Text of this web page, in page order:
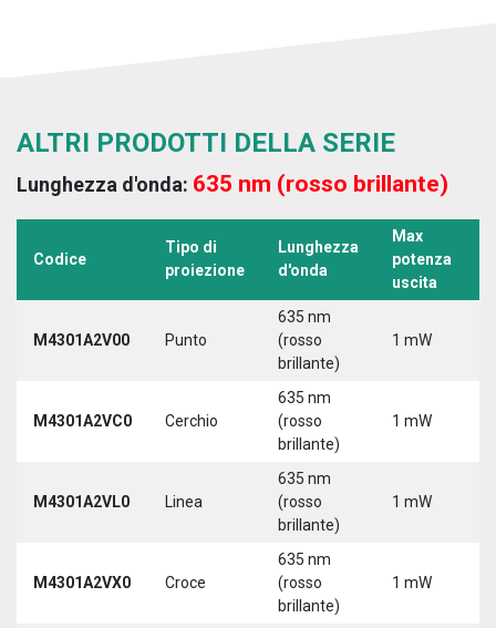
ALTRI PRODOTTI DELLA SERIE
Lunghezza d'onda: 635 nm (rosso brillante)
Codice
Tipo di
proiezione
Lunghezza
d'onda
Max
potenza
uscita
M4301A2V00 Punto
635 nm
(rosso
brillante)
1 mW
M4301A2VC0 Cerchio
635 nm
(rosso
brillante)
1 mW
M4301A2VL0 Linea
635 nm
(rosso
brillante)
1 mW
M4301A2VX0 Croce
635 nm
(rosso
brillante)
1 mW